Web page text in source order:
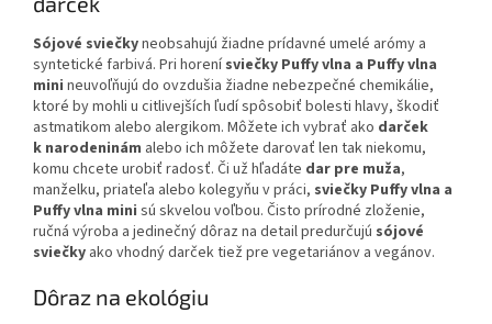
Sójové sviečkyneobsahujú žiadne prídavné umelé arómy a
syntetické farbivá. Pri horenísviečky Puffy vlna a Puffy vlna
mini neuvoľňujú do ovzdušia žiadne nebezpečné chemikálie,
ktoré by mohli u citlivejších ľudí spôsobiť bolesti hlavy, škodiť
astmatikom alebo alergikom. Môžete ich vybrať ako darček
k narodeninám alebo ich môžete darovať len tak niekomu,
komu chcete urobiť radosť. Či už hľadáte dar pre muža,
manželku, priateľa alebo kolegyňu v práci, sviečky Puffy vlna a
Puffy vlna mini sú skvelou voľbou. Čisto prírodné zloženie,
ručná výroba a jedinečný dôraz na detail predurčujú sójové
sviečky ako vhodný darček tiež pre vegetariánov a vegánov.
Dôraz na ekológiu